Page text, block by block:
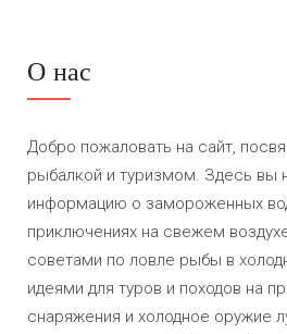
О нас
Добро пожаловать на сайт,
рыбалкой и туризмом. Здесь вы
информацию о замороженных
приключениях на свежем
советами по ловле рыбы в
идеями для туров и походов на
снаряжения и холодное оружие